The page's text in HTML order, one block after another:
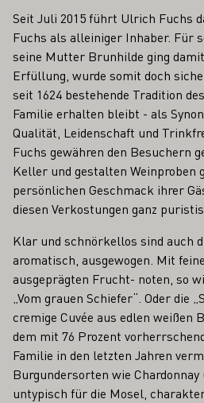
Seit Juli 2015 führt Ulrich Fuchs
Fuchs als alleiniger Inhaber. Für
seine Mutter Brunhilde ging
Erfüllung, wurde somit doch
seit 1624 bestehende Tradition
Familie erhalten bleibt - als
Qualität, Leidenschaft und
Fuchs gewähren den Besuchern
Keller und gestalten Weinproben
persönlichen Geschmack ihrer
diesen Verkostungen ganz
Klar und schnörkellos sind auch
aromatisch, ausgewogen. Mit
ausgeprägten Frucht- noten, so
„Vom grauen Schiefer“. Oder die
cremige Cuvée aus edlen weißen
dem mit 76 Prozent
Familie in den letzten Jahren
Burgundersorten wie
untypisch für die Mosel,